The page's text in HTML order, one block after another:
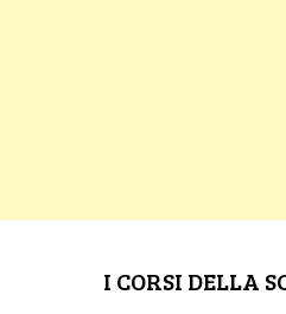
I CORSI DELLA